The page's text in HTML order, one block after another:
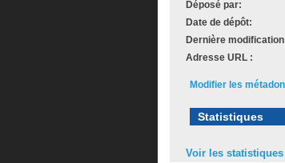
Déposé par:
Date de dépôt:
Dernière
Adresse URL :
Modifier les
Statistiques
Voir les